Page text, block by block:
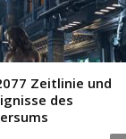
Zeitlinie und
des